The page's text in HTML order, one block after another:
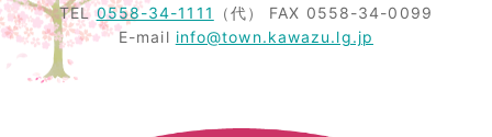
TEL0558-34-1111 （代） FAX 0558-34-0099
E-mail info@town.kawazu.lg.jp